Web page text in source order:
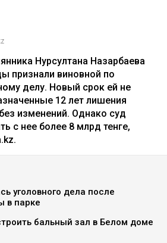
Нурсултана Назарбаева
признали виновной по
делу. Новый срок ей не
12 лет лишения
изменений. Однако суд
с нее более 8 млрд тенге,
уголовного дела после
в парке
бальный зал в Белом доме